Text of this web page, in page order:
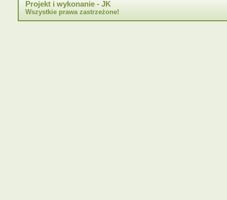
Projekt i wykonanie - JK
Wszystkie prawa zastrzeżone!